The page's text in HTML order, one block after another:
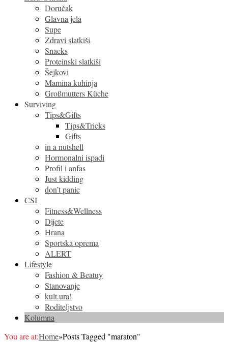
Doručak
Glavna jela
Supe
Zdravi slatkiši
Snacks
Proteinski slatkiši
Šejkovi
Mamina kuhinja
Großmutters Küche
Surviving
Tips&Gifts
Tips&Tricks
Gifts
in a nutshell
Hormonalni ispadi
Profil i anfas
Just kidding
don’t panic
CSI
Fitness&Wellness
Dijete
Hrana
Sportska oprema
ALERT
Lifestyle
Fashion & Beatuy
Stanovanje
kult.ura!
Roditeljstvo
Kolumna
You are at:Home»Posts Tagged "maraton"